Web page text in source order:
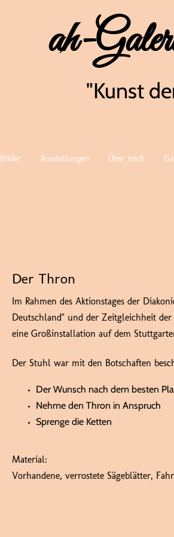
ah-
"Kunst
Bilder Ausstellungen Über mich
Der Thron
Im Rahmen des Aktionstages der
Deutschland" und der Zeitgleichheit
eine Großinstallation auf dem
Der Stuhl war mit den Botschaften
Der Wunsch nach dem besten
Nehme den Thron in Anspruch
Sprenge die Ketten
Material:
Vorhandene, verrostete Sägeblätter,